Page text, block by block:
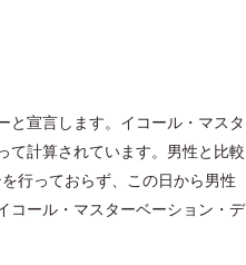
と宣言します。イコール・マスタ
て計算されています。男性と比較
行っておらず、この日から男性
コール・マスターベーション・デ